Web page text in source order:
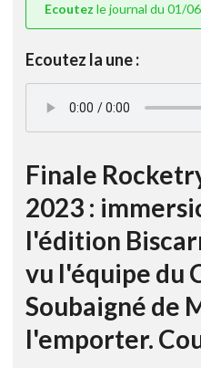
Ecoutez le journal du 01/
Ecoutez la une :
Finale
2023 :
l'édition
vu l'équipe du
Soubaigné de
l'emporter.